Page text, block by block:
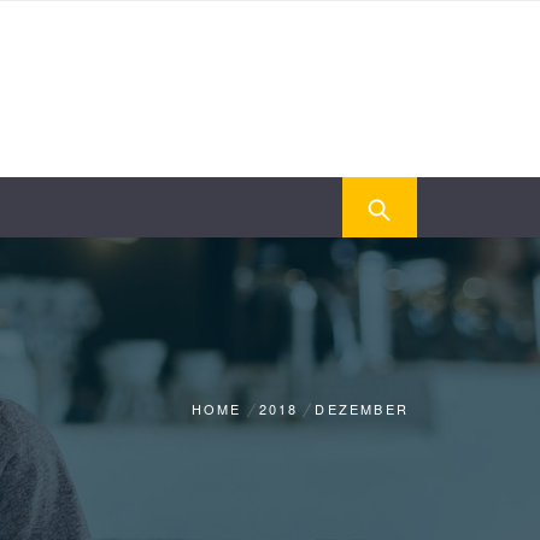
HOME 2018 DEZEMBER